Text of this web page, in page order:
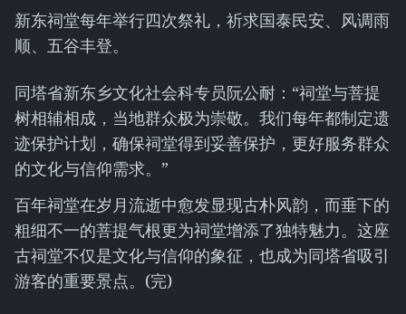
新东祠堂每年举行四次祭礼，祈求国泰民安、风调雨
顺、五谷丰登。
同塔省新东乡文化社会科专员阮公耐：“祠堂与菩提
树相辅相成，当地群众极为崇敬。我们每年都制定遗
迹保护计划，确保祠堂得到妥善保护，更好服务群众
的文化与信仰需求。”
百年祠堂在岁月流逝中愈发显现古朴风韵，而垂下的
粗细不一的菩提气根更为祠堂增添了独特魅力。这座
古祠堂不仅是文化与信仰的象征，也成为同塔省吸引
游客的重要景点。(完)